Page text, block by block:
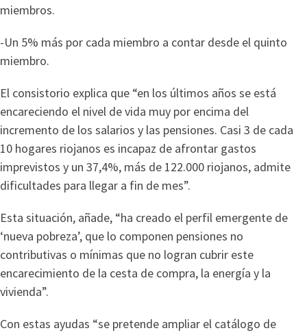
miembros.
-Un 5% más por cada miembro a contar desde el quinto
miembro.
El consistorio explica que “en los últimos años se está
encareciendo el nivel de vida muy por encima del
incremento de los salarios y las pensiones. Casi 3 de cada
10 hogares riojanos es incapaz de afrontar gastos
imprevistos y un 37,4%, más de 122.000 riojanos, admite
dificultades para llegar a fin de mes”.
Esta situación, añade, “ha creado el perfil emergente de
‘nueva pobreza’, que lo componen pensiones no
contributivas o mínimas que no logran cubrir este
encarecimiento de la cesta de compra, la energía y la
vivienda”.
Con estas ayudas “se pretende ampliar el catálogo de